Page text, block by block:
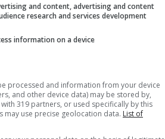
Getty Images via
and content, advertising and content
research and services development
information on a device
processed and information from your device
and other device data) may be stored by,
319 partners, or used specifically by this
may use precise geolocation data. List of